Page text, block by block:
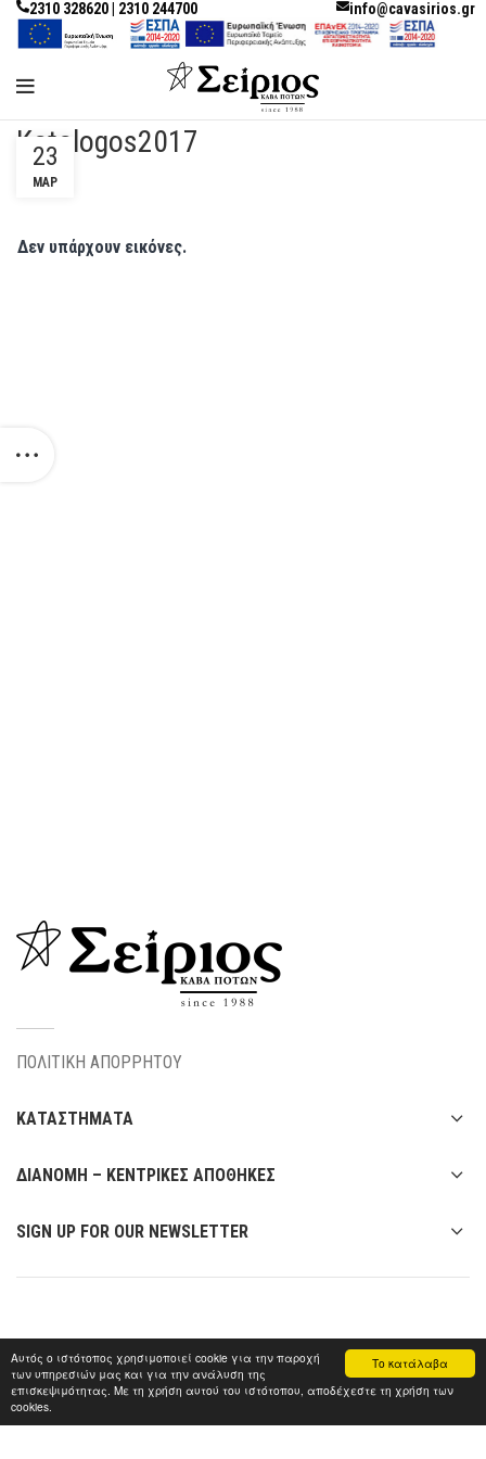
Το κατάλαβα
Αυτός ο ιστότοπος χρησιμοποιεί cookie για την παροχή
των υπηρεσιών μας και για την ανάλυση της
επισκεψιμότητας. Με τη χρήση αυτού του ιστότοπου, αποδέχεστε τη χρήση των
cookies.
2310 328620 | 2310 244700 info@cavasirios.gr
Katalogos2017
23
ΜΑΡ
Δεν υπάρχουν εικόνες.
ΠΟΛΙΤΙΚΗ ΑΠΟΡΡΗΤΟΥ
ΚΑΤΑΣΤΗΜΑΤΑ
ΔΙΑΝΟΜΗ – ΚΕΝΤΡΙΚΕΣ ΑΠΟΘΗΚΕΣ
SIGN UP FOR OUR NEWSLETTER